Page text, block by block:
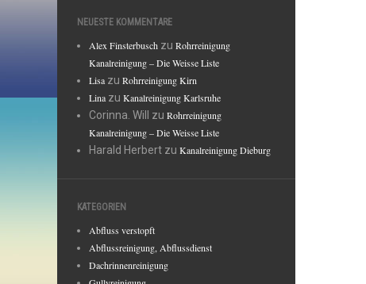
NEUESTE KOMMENTARE
Alex Finsterbusch zu Rohrreinigung
Kanalreinigung – Die Weisse Liste
Lisa zu Rohrreinigung Kirn
Lina zu Kanalreinigung Karlsruhe
Corinna. Will
zu Rohrreinigung
Kanalreinigung – Die Weisse Liste
Harald Herbert zu Kanalreinigung Dieburg
KATEGORIEN
Abfluss verstopft
Abflussreinigung, Abflussdienst
Dachrinnenreinigung